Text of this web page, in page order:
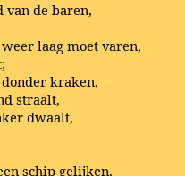
van de baren,
laag moet varen,
kraken,
straalt,
dwaalt,
schip gelijken,